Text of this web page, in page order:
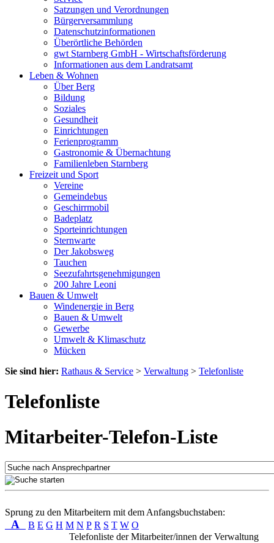
Satzungen und Verordnungen
Bürgerversammlung
Datenschutzinformationen
Überörtliche Behörden
gwt Starnberg GmbH - Wirtschaftsförderung
Informationen aus dem Landratsamt
Leben & Wohnen
Über Berg
Bildung
Soziales
Gesundheit
Einrichtungen
Ferienprogramm
Gastronomie & Übernachtung
Familienleben Starnberg
Freizeit und Sport
Vereine
Gemeindebus
Geschirrmobil
Badeplatz
Sporteinrichtungen
Sternwarte
Der Jakobsweg
Tauchen
Seezufahrtsgenehmigungen
200 Jahre Leoni
Bauen & Umwelt
Windenergie in Berg
Bauen & Umwelt
Gewerbe
Umwelt & Klimaschutz
Mücken
Sie sind hier: Rathaus & Service > Verwaltung > Telefonliste
Telefonliste
Mitarbeiter-Telefon-Liste
Sprung zu den Mitarbeitern mit dem Anfangsbuchstaben:
A B E G H M N P R S T W O
Telefonliste der Mitarbeiter/innen der Verwaltung